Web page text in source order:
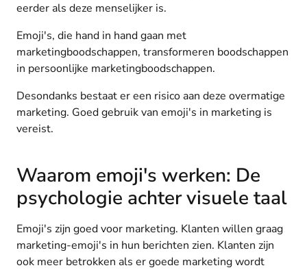
eerder als deze menselijker is.
Emoji's, die hand in hand gaan met
marketingboodschappen, transformeren boodschappen
in persoonlijke marketingboodschappen.
Desondanks bestaat er een risico aan deze overmatige
marketing. Goed gebruik van emoji's in marketing is
vereist.
Waarom emoji's werken: De
psychologie achter visuele taal
Emoji's zijn goed voor marketing. Klanten willen graag
marketing-emoji's in hun berichten zien. Klanten zijn
ook meer betrokken als er goede marketing wordt